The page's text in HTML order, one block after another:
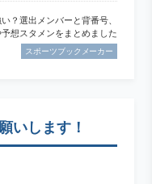
？選出メンバーと背番号、
想スタメンをまとめました
スポーツブックメーカー
いします！